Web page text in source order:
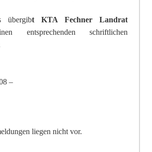
übergibt KTA Fechner
Landrat
entsprechenden schriftlichen
–
liegen nicht vor.